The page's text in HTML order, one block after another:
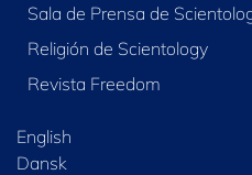
Sala de Prensa de
Religión de Scientology
Revista Freedom
English
Dansk